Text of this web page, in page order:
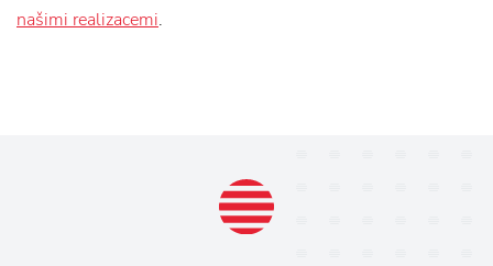
našimi realizacemi.